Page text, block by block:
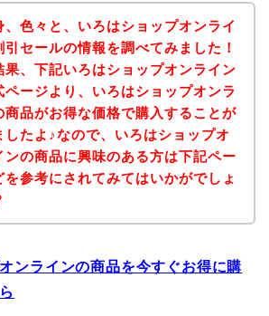
、色々と、いろはショップオンライ
引セールの情報を調べてみました！
果、下記いろはショップオンライン
ページより、いろはショップオンラ
商品がお得な価格で購入することが
したよ♪なので、いろはショップオ
ンの商品に興味のある方は下記ペー
を参考にされてみてはいかがでしょ
ンラインの商品を今すぐお得に購